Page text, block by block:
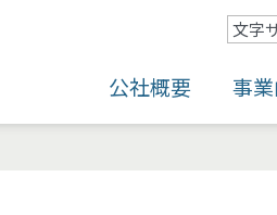
公社概要 事
文字